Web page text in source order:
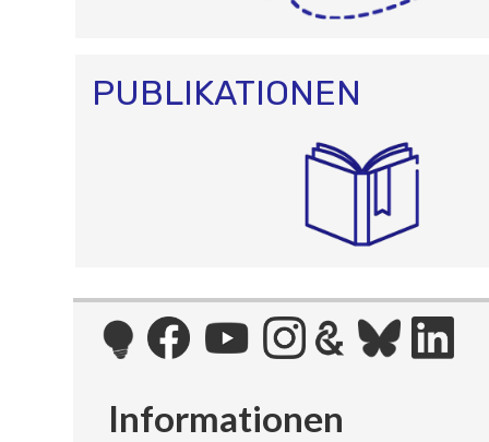
PUBLIKATIONEN
Informationen